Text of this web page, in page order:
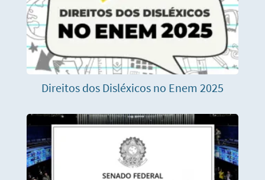
Direitos dos Disléxicos no Enem 2025